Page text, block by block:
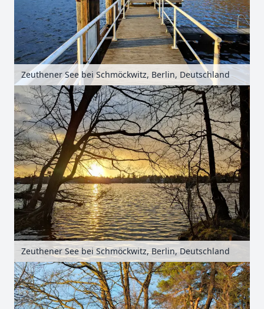
Zeuthener See bei Schmöckwitz, Berlin, Deutschland
Zeuthener See bei Schmöckwitz, Berlin, Deutschland